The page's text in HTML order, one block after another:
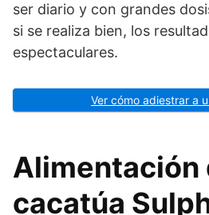
ser diario y con grandes
si se realiza bien, los
espectaculares.
Ver cómo adiestrar a
Alimentación
cacatúa